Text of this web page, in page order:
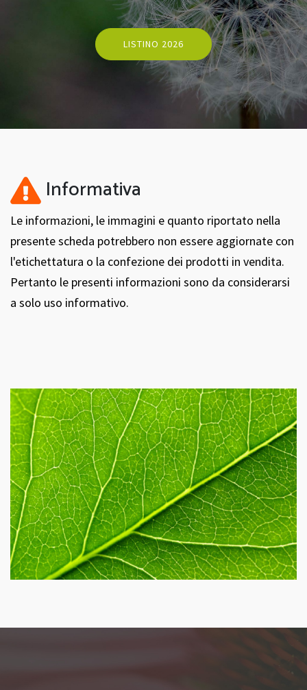
LISTINO 2026
Informativa
Le informazioni, le immagini e quanto riportato nella
presente scheda potrebbero non essere aggiornate con
l'etichettatura o la confezione dei prodotti in vendita.
Pertanto le presenti informazioni sono da considerarsi
a solo uso informativo.